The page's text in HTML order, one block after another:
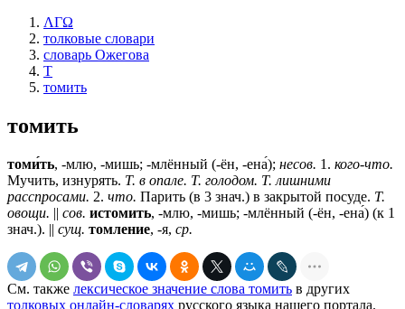
ΛΓΩ
толковые словари
словарь Ожегова
Т
томить
томить
томи́ть, -млю, -мишь; -млённый (-ён, -ена́); несов. 1. кого-что.
Мучить, изнурять. Т. в опале. Т. голодом. Т. лишними
расспросами. 2. что. Парить (в 3 знач.) в закрытой посуде. Т.
овощи. || сов. истомить, -млю, -мишь; -млённый (-ён, -ена́) (к 1
знач.). || сущ. томление, -я, ср.
См. также лексическое значение слова томить в других
толковых онлайн-словарях русского языка нашего портала.